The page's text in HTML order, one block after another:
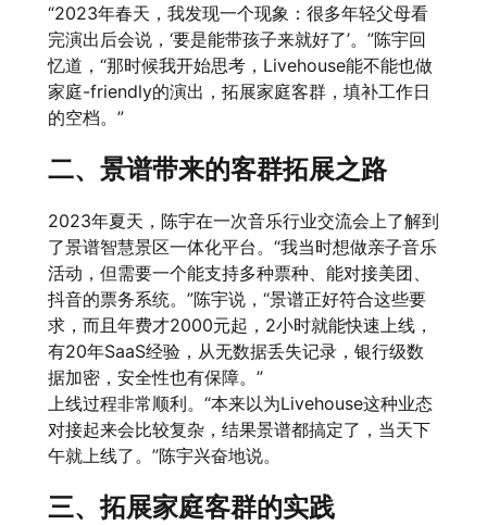
“2023年春天，我发现一个现象：很多年轻父母看
完演出后会说，‘要是能带孩子来就好了’。”陈宇回
忆道，“那时候我开始思考，Livehouse能不能也做
家庭-friendly的演出，拓展家庭客群，填补工作日
的空档。”
二、景谱带来的客群拓展之路
2023年夏天，陈宇在一次音乐行业交流会上了解到
了景谱智慧景区一体化平台。“我当时想做亲子音乐
活动，但需要一个能支持多种票种、能对接美团、
抖音的票务系统。”陈宇说，“景谱正好符合这些要
求，而且年费才2000元起，2小时就能快速上线，
有20年SaaS经验，从无数据丢失记录，银行级数
据加密，安全性也有保障。”
上线过程非常顺利。“本来以为Livehouse这种业态
对接起来会比较复杂，结果景谱都搞定了，当天下
午就上线了。”陈宇兴奋地说。
三、拓展家庭客群的实践